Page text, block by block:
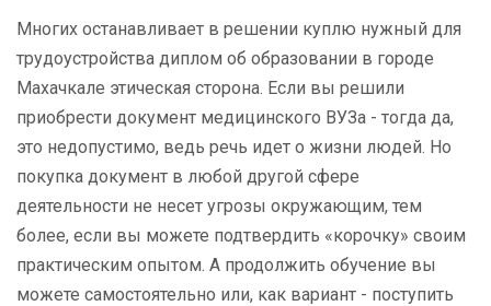
Многих останавливает в решении куплю нужный для
трудоустройства диплом об образовании в городе
Махачкале этическая сторона. Если вы решили
приобрести документ медицинского ВУЗа - тогда да,
это недопустимо, ведь речь идет о жизни людей. Но
покупка документ в любой другой сфере
деятельности не несет угрозы окружающим, тем
более, если вы можете подтвердить «корочку» своим
практическим опытом. А продолжить обучение вы
можете самостоятельно или, как вариант - поступить